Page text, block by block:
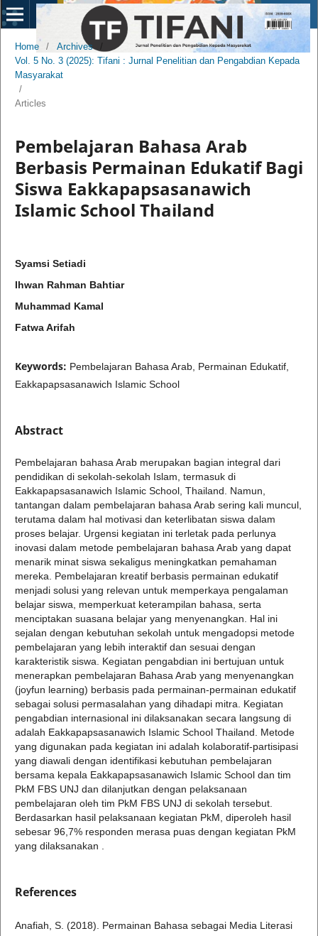
Home / Archives
/
Vol. 5 No. 3 (2025): Tifani : Jurnal Penelitian dan Pengabdian Kepada
Masyarakat
/
Articles
Pembelajaran Bahasa Arab
Berbasis Permainan Edukatif Bagi
Siswa Eakkapapsasanawich
Islamic School Thailand
Syamsi Setiadi
Ihwan Rahman Bahtiar
Muhammad Kamal
Fatwa Arifah
Keywords: Pembelajaran Bahasa Arab, Permainan Edukatif,
Eakkapapsasanawich Islamic School
Abstract
Pembelajaran bahasa Arab merupakan bagian integral dari
pendidikan di sekolah-sekolah Islam, termasuk di
Eakkapapsasanawich Islamic School, Thailand. Namun,
tantangan dalam pembelajaran bahasa Arab sering kali muncul,
terutama dalam hal motivasi dan keterlibatan siswa dalam
proses belajar. Urgensi kegiatan ini terletak pada perlunya
inovasi dalam metode pembelajaran bahasa Arab yang dapat
menarik minat siswa sekaligus meningkatkan pemahaman
mereka. Pembelajaran kreatif berbasis permainan edukatif
menjadi solusi yang relevan untuk memperkaya pengalaman
belajar siswa, memperkuat keterampilan bahasa, serta
menciptakan suasana belajar yang menyenangkan. Hal ini
sejalan dengan kebutuhan sekolah untuk mengadopsi metode
pembelajaran yang lebih interaktif dan sesuai dengan
karakteristik siswa. Kegiatan pengabdian ini bertujuan untuk
menerapkan pembelajaran Bahasa Arab yang menyenangkan
(joyfun learning) berbasis pada permainan-permainan edukatif
sebagai solusi permasalahan yang dihadapi mitra. Kegiatan
pengabdian internasional ini dilaksanakan secara langsung di
adalah Eakkapapsasanawich Islamic School Thailand. Metode
yang digunakan pada kegiatan ini adalah kolaboratif-partisipasi
yang diawali dengan identifikasi kebutuhan pembelajaran
bersama kepala Eakkapapsasanawich Islamic School dan tim
PkM FBS UNJ dan dilanjutkan dengan pelaksanaan
pembelajaran oleh tim PkM FBS UNJ di sekolah tersebut.
Berdasarkan hasil pelaksanaan kegiatan PkM, diperoleh hasil
sebesar 96,7% responden merasa puas dengan kegiatan PkM
yang dilaksanakan .
References
Anafiah, S. (2018). Permainan Bahasa sebagai Media Literasi